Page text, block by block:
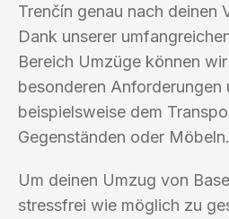
Trenčín genau nach deinen
Dank unserer
Bereich Umzüge können
besonderen Anforderungen
beispielsweise dem
Gegenständen oder Möbeln.
Um deinen Umzug von
stressfrei wie möglich zu